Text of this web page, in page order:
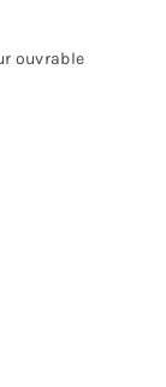
ouvrable